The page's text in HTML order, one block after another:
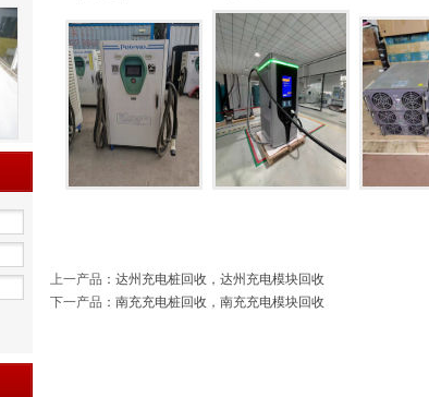
上一产品 ： 达州充电桩回收，达州充电模块回收
下一产品 ： 南充充电桩回收，南充充电模块回收